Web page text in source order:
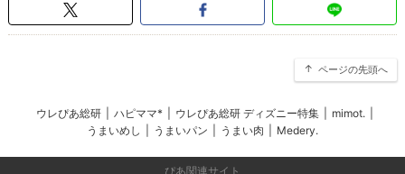
ページの先頭へ
ウレぴあ総研 ハピママ* ウレぴあ総研 ディズニー特集 mimot.
うまいめし
うまいパン うまい肉 Medery.
ぴあ関連サイト